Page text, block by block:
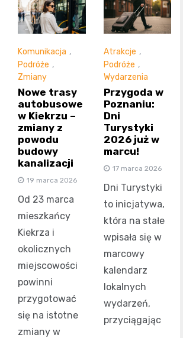
Komunikacja ,
Podróże ,
Zmiany
Nowe trasy
autobusowe
w Kiekrzu –
zmiany z
powodu
budowy
kanalizacji
19 marca 2026
Od 23 marca
mieszkańcy
Kiekrza i
okolicznych
miejscowości
powinni
przygotować
się na istotne
zmiany w
Atrakcje ,
Podróże ,
Wydarzenia
Przygoda w
Poznaniu:
Dni
Turystyki
2026 już w
marcu!
17 marca 2026
Dni Turystyki
to inicjatywa,
która na stałe
wpisała się w
marcowy
kalendarz
lokalnych
wydarzeń,
przyciągając